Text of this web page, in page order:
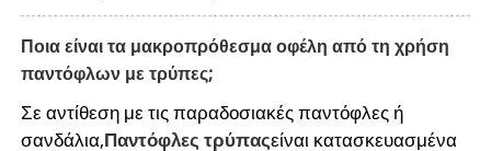
Ποια είναι τα μακροπρόθεσμα οφέλη από τη χρήση
παντόφλων με τρύπες;
Σε αντίθεση με τις παραδοσιακές παντόφλες ή
σανδάλια,Παντόφλες τρύπαςείναι κατασκευασμένα